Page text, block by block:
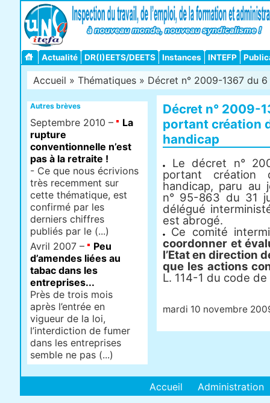
Actualité DR(I)EETS/DEETS Instances INTEFP
Accueil » Thématiques » Décret n° 2009-1367 du
Décret n° 2009-
portant création
handicap
Le décret n°
portant création
handicap, paru au
n° 95-863 du 31
délégué
est abrogé.
Ce comité
coordonner et
l’Etat en direction
que les actions
L. 114-1 du code
mardi 10 novembre
Autres brèves
Septembre 2010 –
La
rupture
conventionnelle n’est
pas à la retraite !
- Ce que nous écrivions
très recemment sur
cette thématique, est
confirmé par les
derniers chiffres
publiés par le (...)
Avril 2007 –
Peu
d’amendes liées au
tabac dans les
entreprises...
Près de trois mois
après l’entrée en
vigueur de la loi,
l’interdiction de fumer
dans les entreprises
semble ne pas (...)
Accueil Administration